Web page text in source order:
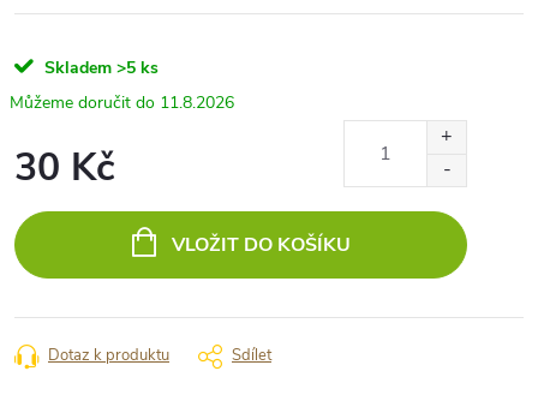
Skladem >5 ks
11.8.2026
30 Kč
cena:
VLOŽIT DO KOŠÍKU
Dotaz k produktu Sdílet